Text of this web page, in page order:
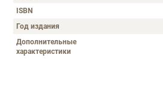
ISBN
Год издания
Дополнительные
характеристики